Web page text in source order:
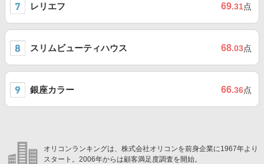
レリエフ 69.31点
スリムビューティハウス 68.03点
銀座カラー 66.36点
オリコンランキングは、株式会社オリコンを前身企業に1967年より
スタート。2006年からは顧客満足度調査を開始。